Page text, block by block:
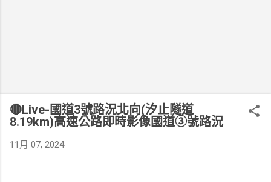
🔴Live-國道3號路況北向(汐止隧道
8.19km)高速公路即時影像國道③號路況
11月 07, 2024